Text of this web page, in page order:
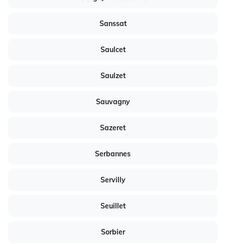
Sanssat
Saulcet
Saulzet
Sauvagny
Sazeret
Serbannes
Servilly
Seuillet
Sorbier